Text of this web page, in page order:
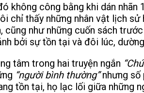
không công bằng khi dán nhãn
chỉ thấy những nhân vật lịch
cũng như những cuốn sách
bởi sự tồn tại và đôi lúc,
tâm trong hai truyện ngắn
“người bình thường”nhưng số
tồn tại, họ lạc lối giữa những